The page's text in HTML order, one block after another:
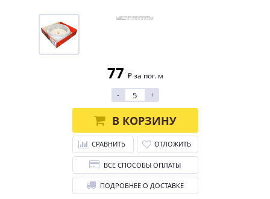
77 ₽ за пог. м
-
+
В КОРЗИНУ
СРАВНИТЬ ОТЛОЖИТЬ
ВСЕ СПОСОБЫ ОПЛАТЫ
ПОДРОБНЕЕ О ДОСТАВКЕ